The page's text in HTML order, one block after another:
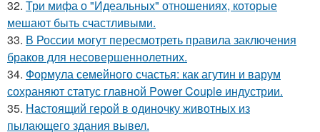
32. Три мифа о "Идеальных" отношениях, которые
мешают быть счастливыми.
33. В России могут пересмотреть правила заключения
браков для несовершеннолетних.
34. Формула семейного счастья: как агутин и варум
сохраняют статус главной Power Couple индустрии.
35. Настоящий герой в одиночку животных из
пылающего здания вывел.